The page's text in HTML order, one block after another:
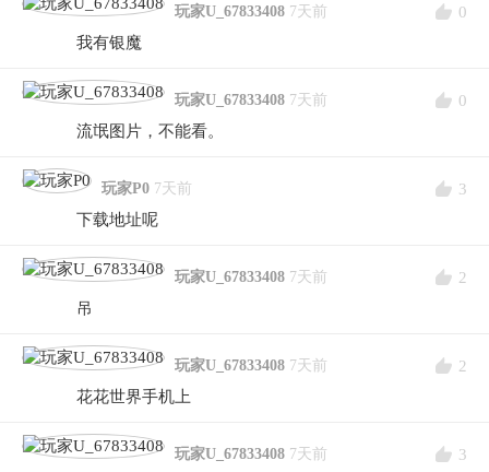
玩家U_67833408 7天前
0
我有银魔
玩家U_67833408 7天前
0
流氓图片，不能看。
玩家P0 7天前
3
下载地址呢
玩家U_67833408 7天前
2
吊
玩家U_67833408 7天前
2
花花世界手机上
玩家U_67833408 7天前
3